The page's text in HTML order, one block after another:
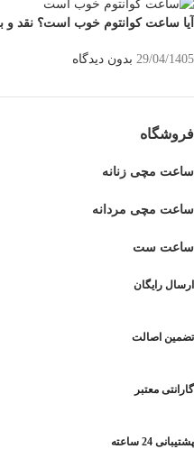
آیا ساعت کوانتوم خوب است؟ نقد و
29/04/1405 بدون دیدگاه
فروشگاه
ساعت مچی زنانه
ساعت مچی مردانه
ساعت ست
ارسال رایگان
تضمین اصالت
گارانتی معتبر
پشتیبانی 24 ساعته